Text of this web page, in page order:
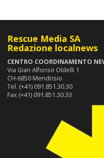
Rescue Media SA
Redazione localnews
CENTRO COORDINAMENTO
Via Gian Alfonso Oldelli 1
CH-6850 Mendrisio
Tel. (+41) 091.851.30.30
Fax (+41) 091.851.30.33